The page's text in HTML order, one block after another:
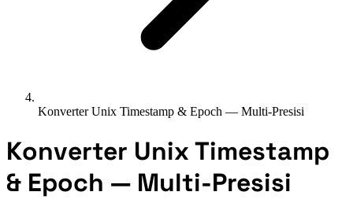
Konverter Unix Timestamp & Epoch — Multi-Presisi
Konverter Unix Timestamp
& Epoch — Multi-Presisi